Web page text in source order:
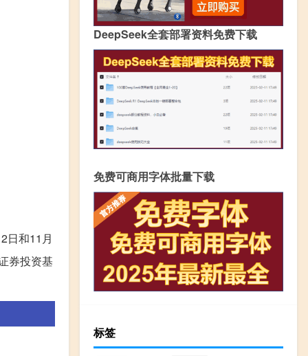
日和11月
券投资基
DeepSeek全套部署资料免费下载
免费可商用字体批量下载
标签